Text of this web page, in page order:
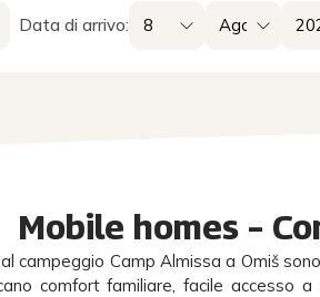
Data di arrivo:
Mobile homes –
campeggio Camp Almissa a Omiš
comfort familiare, facile accesso a